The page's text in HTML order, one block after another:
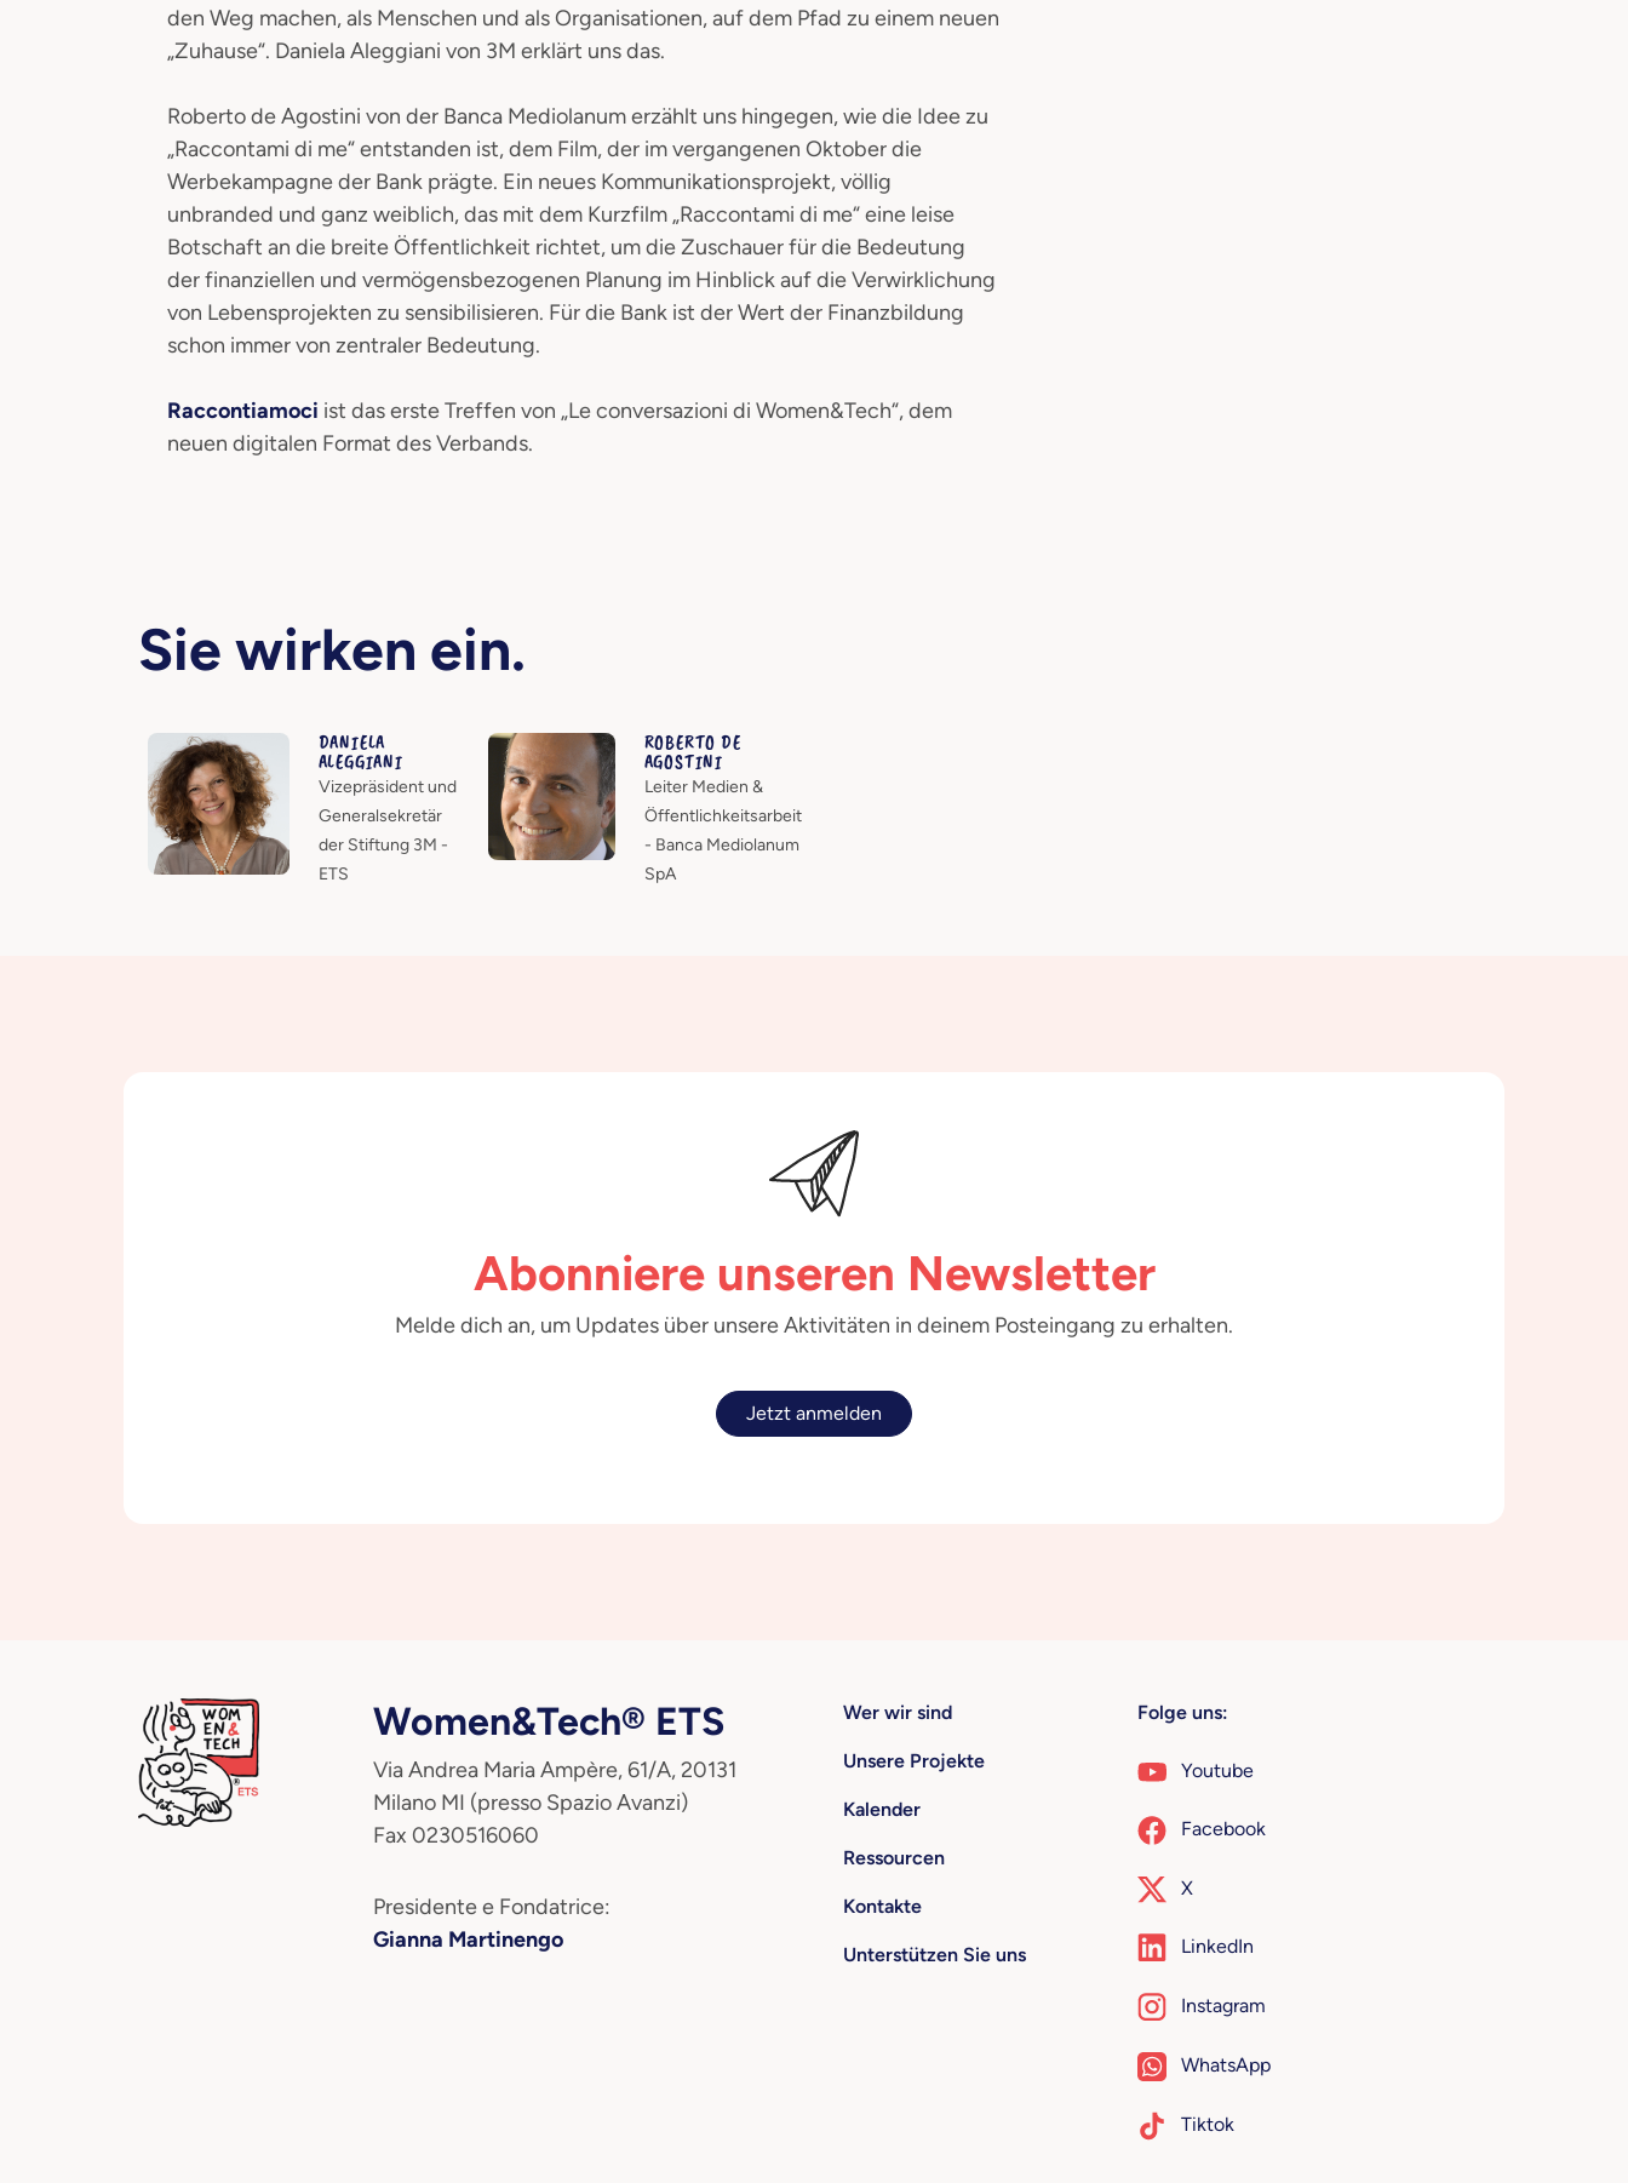
den Weg machen, als Menschen und als Organisationen, auf dem Pfad zu einem neuen
„Zuhause“. Daniela Aleggiani von 3M erklärt uns das.
Roberto de Agostini von der Banca Mediolanum erzählt uns hingegen, wie die Idee zu
„Raccontami di me“ entstanden ist, dem Film, der im vergangenen Oktober die
Werbekampagne der Bank prägte. Ein neues Kommunikationsprojekt, völlig
unbranded und ganz weiblich, das mit dem Kurzfilm „Raccontami di me“ eine leise
Botschaft an die breite Öffentlichkeit richtet, um die Zuschauer für die Bedeutung
der finanziellen und vermögensbezogenen Planung im Hinblick auf die Verwirklichung
von Lebensprojekten zu sensibilisieren. Für die Bank ist der Wert der Finanzbildung
schon immer von zentraler Bedeutung.
Raccontiamoci ist das erste Treffen von „Le conversazioni di Women&Tech“, dem
neuen digitalen Format des Verbands.
Sie wirken ein.
DANIELA
ALEGGIANI
Vizepräsident und
Generalsekretär
der Stiftung 3M -
ETS
ROBERTO DE
AGOSTINI
Leiter Medien &
Öffentlichkeitsarbeit
- Banca Mediolanum
SpA
Abonniere unseren Newsletter
Melde dich an, um Updates über unsere Aktivitäten in deinem Posteingang zu erhalten.
Jetzt anmelden
Women&Tech® ETS
Via Andrea Maria Ampère, 61/A, 20131
Milano MI (presso Spazio Avanzi)
Fax 0230516060
Presidente e Fondatrice:
Gianna Martinengo
Wer wir sind
Unsere Projekte
Kalender
Ressourcen
Kontakte
Unterstützen Sie uns
Folge uns:
Youtube
Facebook
X
LinkedIn
Instagram
WhatsApp
Tiktok